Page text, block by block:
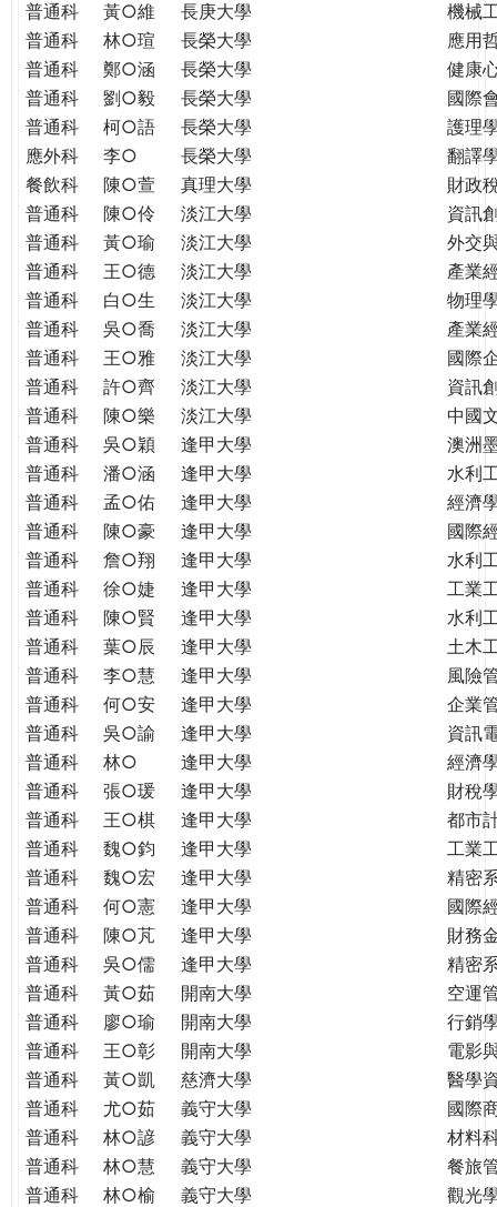
普通科 黃○維 長庚大學
機械
普通科
林○瑄 長榮大學
應用
普通科
鄭○涵 長榮大學
健康
普通科
劉○毅 長榮大學
國際
普通科
柯○語 長榮大學
護理
應外科
李○ 長榮大學
翻譯
餐飲科
陳○萱 真理大學
財政
普通科
陳○伶 淡江大學
資訊
普通科
黃○瑜 淡江大學
外交
普通科
王○德 淡江大學
產業
普通科
白○生 淡江大學
物理
普通科
吳○喬 淡江大學
產業
普通科
王○雅 淡江大學
國際
普通科
許○齊 淡江大學
資訊
普通科
陳○樂 淡江大學
中國
普通科
吳○穎 逢甲大學
澳洲
普通科
潘○涵 逢甲大學
水利
普通科
孟○佑 逢甲大學
經濟
普通科
陳○豪 逢甲大學
國際
普通科
詹○翔 逢甲大學
水利
普通科
徐○婕 逢甲大學
工業
普通科
陳○賢 逢甲大學
水利
普通科
葉○辰 逢甲大學
土木
普通科
李○慧 逢甲大學
風險
普通科
何○安 逢甲大學
企業
普通科
吳○諭 逢甲大學
資訊
普通科
林○ 逢甲大學
經濟
普通科
張○瑗 逢甲大學
財稅
普通科
王○棋 逢甲大學
都市
普通科
魏○鈞 逢甲大學
工業
普通科
魏○宏 逢甲大學
精密
普通科
何○憲 逢甲大學
國際
普通科
陳○芃 逢甲大學
財務
普通科
吳○儒 逢甲大學
精密
普通科
黃○茹 開南大學
空運
普通科
廖○瑜 開南大學
行銷
普通科
王○彰 開南大學
電影
普通科
黃○凱 慈濟大學
醫學
普通科
尤○茹 義守大學
國際
普通科
林○諺 義守大學
材料
普通科
林○慧 義守大學
餐旅
普通科
林○榆 義守大學
觀光